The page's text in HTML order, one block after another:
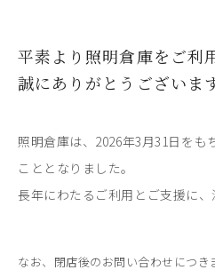
平素より照明倉庫をご利
誠にありがとうございます
照明倉庫は、2026年3月31日をも
こととなりました。
長年にわたるご利用とご支援に、
なお、閉店後のお問い合わせにつ